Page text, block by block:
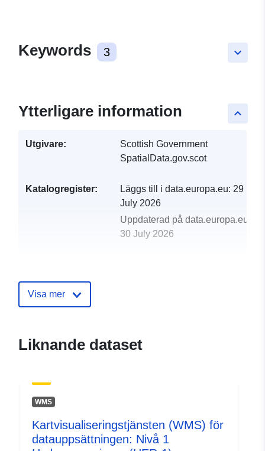
keyboard_arrow_down
Keywords 3
keyboard_arrow_up
Ytterligare information
Utgivare:
Scottish Government
SpatialData.gov.scot
Katalogregister: Läggs till i data.europa.eu: 29
July 2026
Uppdaterad på data.europa.eu:
30 July 2026
Visa mer
Liknande dataset
WMS
Kartvisualiseringstjänsten (WMS) för
datauppsättningen: Nivå 1